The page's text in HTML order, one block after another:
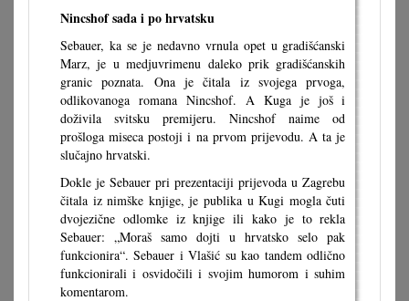
Nincshof sada i po hrvatsku
Sebauer, ka se je nedavno vrnula opet u gradišćanski
Marz, je u medjuvrimenu daleko prik gradišćanskih
granic poznata. Ona je čitala iz svojega prvoga,
odlikovanoga romana Nincshof. A Kuga je još i
doživila svitsku premijeru. Nincshof naime od
prošloga miseca postoji i na prvom prijevodu. A ta je
slučajno hrvatski.
Dokle je Sebauer pri prezentaciji prijevoda u Zagrebu
čitala iz nimške knjige, je publika u Kugi mogla čuti
dvojezične odlomke iz knjige ili kako je to rekla
Sebauer: „Moraš samo dojti u hrvatsko selo pak
funkcionira“. Sebauer i Vlašić su kao tandem odlično
funkcionirali i osvidočili i svojim humorom i suhim
komentarom.